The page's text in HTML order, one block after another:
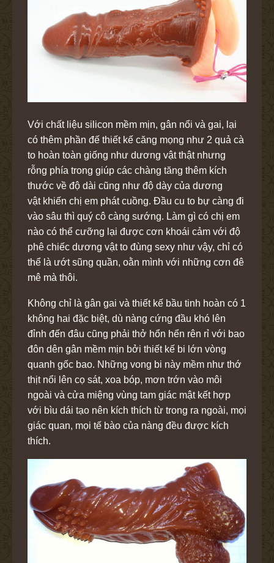
Với chất liệu silicon mềm mịn, gân nổi và gai, lại
có thêm phần đế thiết kế căng mọng như 2 quả cà
to hoàn toàn giống như dương vật thật nhưng
rỗng phía trong giúp các chàng tăng thêm kích
thước về độ dài cũng như độ dày của dương
vật khiến chị em phát cuồng. Đầu cu to bự càng đi
vào sâu thì quý cô càng sướng. Làm gì có chị em
nào có thể cưỡng lại được cơn khoái cảm với độ
phê chiếc dương vật to đùng sexy như vậy, chỉ có
thể là ướt sũng quần, oằn mình với những cơn đê
mê mà thôi.
Không chỉ là gân gai và thiết kế bầu tinh hoàn có 1
không hai đặc biệt, dù nàng cứng đầu khó lên
đỉnh đến đâu cũng phải thở hổn hển rên rỉ với bao
đôn dên gân mềm mịn bởi thiết kế bi lớn vòng
quanh gốc bao. Những vong bi này mềm như thớ
thịt nổi lên cọ sát, xoa bóp, mơn trớn vào môi
ngoài và cửa miệng vùng tam giác mật kết hợp
với bìu dái tạo nên kích thích từ trong ra ngoài, mọi
giác quan, mọi tế bào của nàng đều được kích
thích.